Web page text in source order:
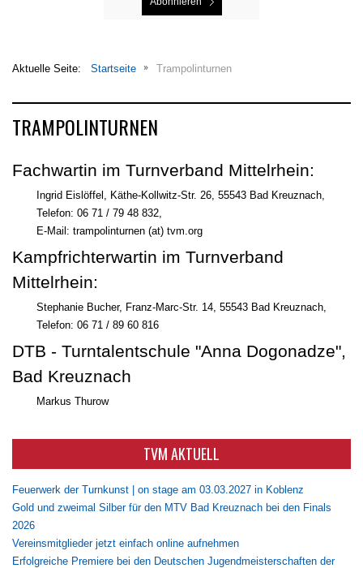
Aktuelle Seite: Startseite Trampolinturnen
TRAMPOLINTURNEN
Fachwartin im Turnverband Mittelrhein:
Ingrid Eislöffel, Käthe-Kollwitz-Str. 26, 55543 Bad Kreuznach,
Telefon: 06 71 / 79 48 832,
E-Mail: trampolinturnen (at) tvm.org
Kampfrichterwartin im Turnverband
Mittelrhein:
Stephanie Bucher, Franz-Marc-Str. 14, 55543 Bad Kreuznach,
Telefon: 06 71 / 89 60 816
DTB - Turntalentschule "Anna Dogonadze",
Bad Kreuznach
Markus Thurow
TVM AKTUELL
Feuerwerk der Turnkunst | on stage am 03.03.2027 in Koblenz
Gold und zweimal Silber für den MTV Bad Kreuznach bei den Finals
2026
Vereinsmitglieder jetzt einfach online aufnehmen
Erfolgreiche Premiere bei den Deutschen Jugendmeisterschaften der